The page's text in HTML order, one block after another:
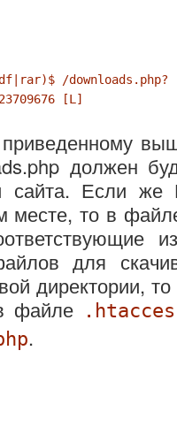
/downloads.php?
[L]
приведенному
должен
сайта. Если же
месте, то в
для
директории,
файле
.